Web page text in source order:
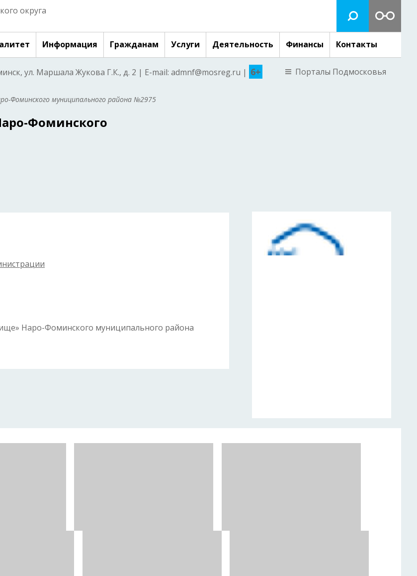
округа
Информация Гражданам Услуги Деятельность Финансы Контакты
ул. Маршала Жукова Г.К., д. 2 | E-mail: admnf@mosreg.ru | 6+ Порталы Подмосковья
Фоминского муниципального района №2975
Фоминского
Наро-Фоминского муниципального района